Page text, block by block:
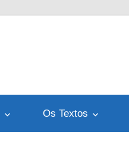
Os Textos